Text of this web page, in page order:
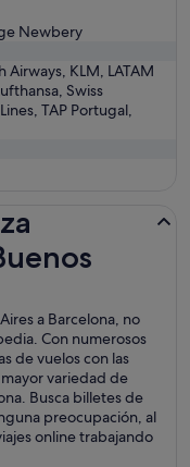
Newbery
Airways, KLM, LATAM
Swiss
TAP Portugal,
a Barcelona, no
Con numerosos
de vuelos con las
variedad de
Busca billetes de
preocupación, al
online trabajando